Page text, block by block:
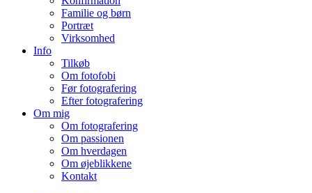
Familie og børn
Portræt
Virksomhed
Info
Tilkøb
Om fotofobi
Før fotografering
Efter fotografering
Om mig
Om fotografering
Om passionen
Om hverdagen
Om øjeblikkene
Kontakt